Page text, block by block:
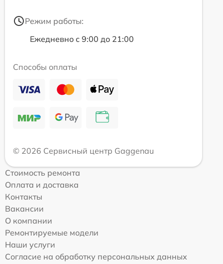
Режим работы:
Ежедневно с 9:00 до 21:00
Способы оплаты
© 2026 Сервисный центр Gaggenau
Стоимость ремонта
Оплата и доставка
Контакты
Вакансии
О компании
Ремонтируемые модели
Наши услуги
Согласие на обработку персональных данных